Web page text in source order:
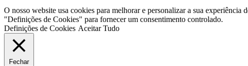
O nosso website usa cookies para melhorar e personalizar a sua
"Definições de Cookies" para fornecer um consentimento controlado.
Definições de Cookies Aceitar Tudo
Fechar